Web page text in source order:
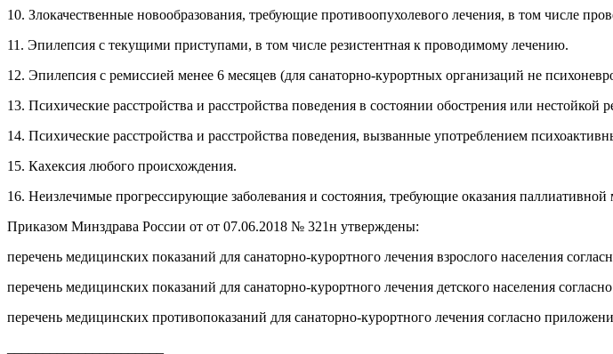
10. Злокачественные новообразования, требующие противоопухолевого лечения, в том числе
11. Эпилепсия с текущими приступами, в том числе резистентная к проводимому лечению.
12. Эпилепсия с ремиссией менее 6 месяцев (для санаторно-курортных организаций не
13. Психические расстройства и расстройства поведения в состоянии обострения или
14. Психические расстройства и расстройства поведения, вызванные употреблением
15. Кахексия любого происхождения.
16. Неизлечимые прогрессирующие заболевания и состояния, требующие оказания
Приказом Минздрава России от от 07.06.2018 № 321н утверждены:
перечень медицинских показаний для санаторно-курортного лечения взрослого населения
перечень медицинских показаний для санаторно-курортного лечения детского населения
перечень медицинских противопоказаний для санаторно-курортного лечения согласно